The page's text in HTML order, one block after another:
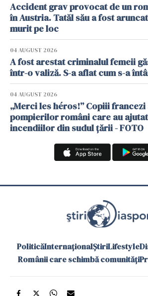
Accident grav provocat de un
în Austria. Tatăl său a fost
murit pe loc
04 AUGUST 2026
A fost arestat criminalul femeii
într-o valiză. S-a aflat cum s-a
04 AUGUST 2026
„Merci les héros!” Copiii
pompierilor români care au
incendiilor din sudul țării - FOTO
PoliticăInternaționalȘtiriLifestyle
Românii care schimbă comunități